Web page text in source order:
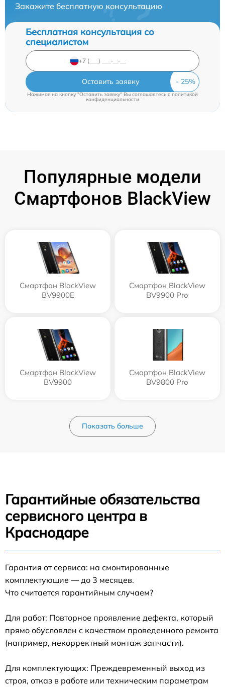
Закажите бесплатную консультацию
Бесплатная консультация со
специалистом
Оставить заявку
Нажимая на кнопку "Оставить заявку" Вы соглашаетесь cполитикой
конфиденциальности
Популярные модели
Смартфонов BlackView
Смартфон BlackView
BV9900E
Смартфон BlackView
BV9900 Pro
Смартфон BlackView
BV9900
Смартфон BlackView
BV9800 Pro
Показать больше
Гарантийные обязательства
сервисного центра в
Краснодаре
Гарантия от сервиса: на смонтированные
комплектующие — до 3 месяцев.
Что считается гарантийным случаем?
Для работ: Повторное проявление дефекта, который
прямо обусловлен с качеством проведенного ремонта
(например, некорректный монтаж запчасти).
Для комплектующих: Преждевременный выход из
строя, отказ в работе или техническим параметрам